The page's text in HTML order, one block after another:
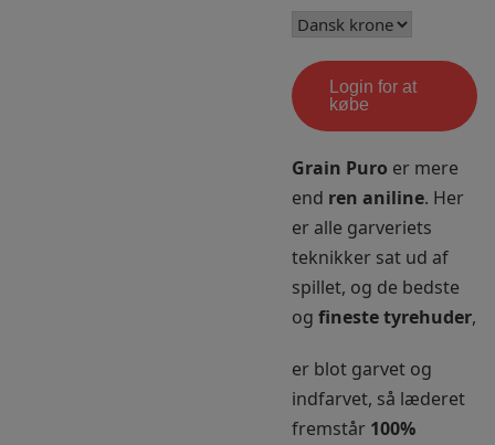
Login for at
købe
Grain Puro er mere
end ren aniline. Her
er alle garveriets
teknikker sat ud af
spillet, og de bedste
og fineste tyrehuder,
er blot garvet og
indfarvet, så læderet
fremstår 100%